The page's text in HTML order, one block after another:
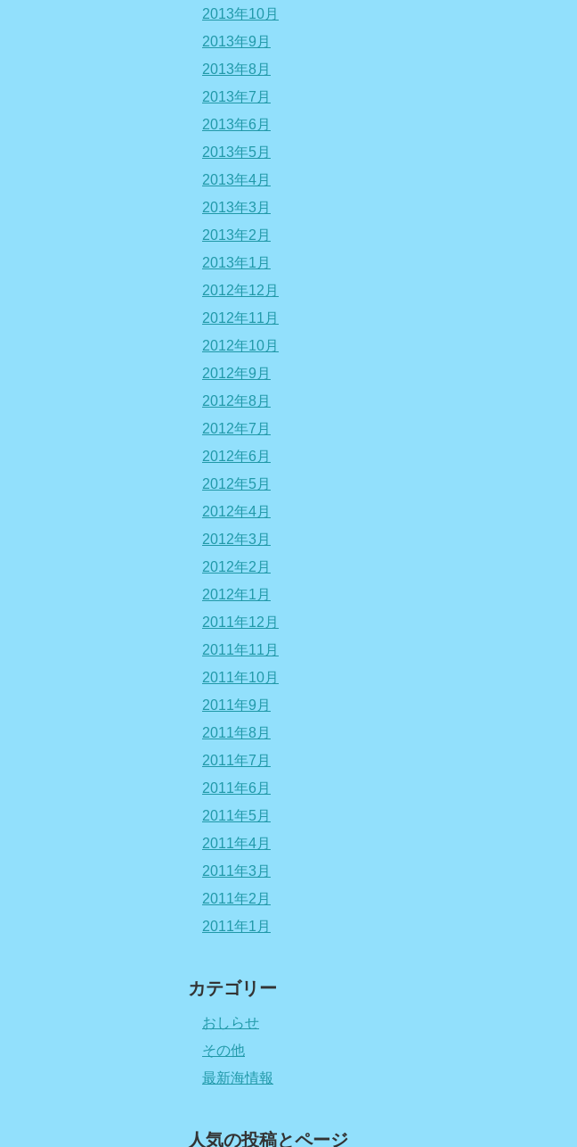
2013年10月
2013年9月
2013年8月
2013年7月
2013年6月
2013年5月
2013年4月
2013年3月
2013年2月
2013年1月
2012年12月
2012年11月
2012年10月
2012年9月
2012年8月
2012年7月
2012年6月
2012年5月
2012年4月
2012年3月
2012年2月
2012年1月
2011年12月
2011年11月
2011年10月
2011年9月
2011年8月
2011年7月
2011年6月
2011年5月
2011年4月
2011年3月
2011年2月
2011年1月
カテゴリー
おしらせ
その他
最新海情報
人気の投稿とページ